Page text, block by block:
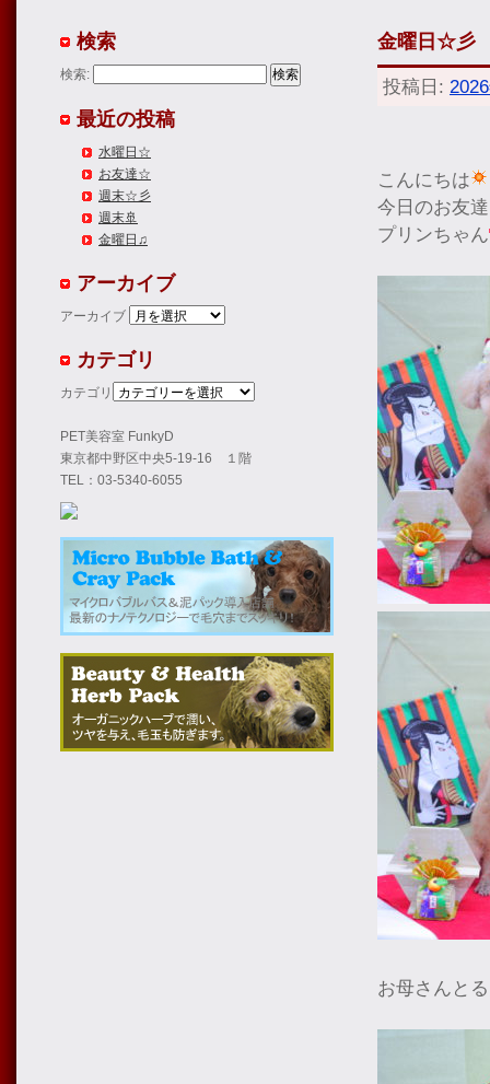
金曜日☆彡
投稿日:
こんにちは
今日のお友
プリンちゃん
お母さんと
検索
検索:
最近の投稿
水曜日☆
お友達☆
週末☆彡
週末🚢
金曜日♫
アーカイブ
アーカイブ
カテゴリ
カテゴリ
PET美容室 FunkyD
東京都中野区中央5-19-16 １階
TEL：03-5340-6055